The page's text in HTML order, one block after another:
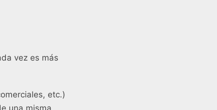
vez es más
etc.)
una misma